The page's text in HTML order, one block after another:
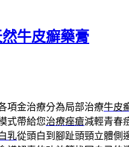
牛皮癬藥膏
項金治療分為局部治療牛皮
式帶給您治療痤瘡減輕青春
乳從頭白到腳趾頭頸立體側